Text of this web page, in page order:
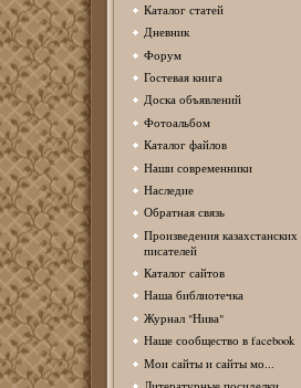
Каталог статей
Дневник
Форум
Гостевая книга
Доска объявлений
Фотоальбом
Каталог файлов
Наши современники
Наследие
Обратная связь
Произведения казахстанских
писателей
Каталог сайтов
Наша библиотечка
Журнал "Нива"
Наше сообщество в facebook
Мои сайты и сайты мо...